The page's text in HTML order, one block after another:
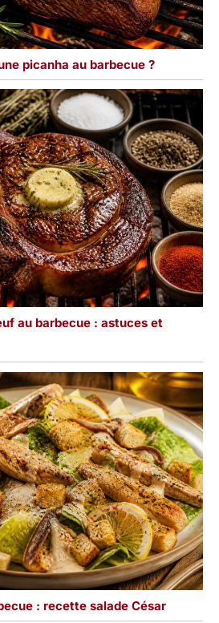
picanha au barbecue ?
au barbecue : astuces et
: recette salade César